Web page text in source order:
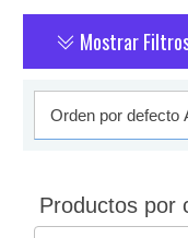
Mostrar
Productos por